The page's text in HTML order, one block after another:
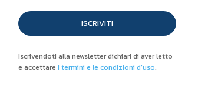
ISCRIVITI
Iscrivendoti alla newsletter dichiari di aver letto
e accettare i termini e le condizioni d'uso.